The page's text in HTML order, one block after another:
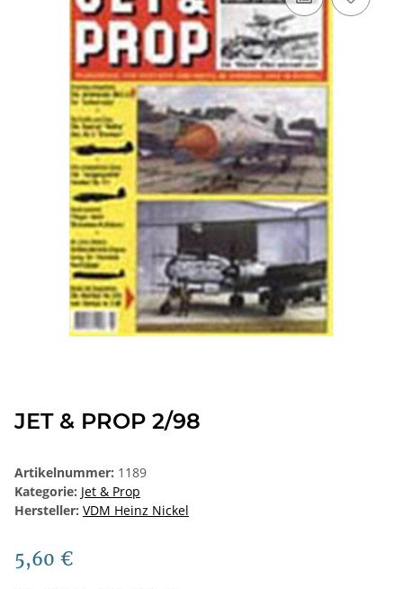
JET & PROP 2/98
Artikelnummer: 1189
Kategorie: Jet & Prop
Hersteller: VDM Heinz Nickel
5,60 €